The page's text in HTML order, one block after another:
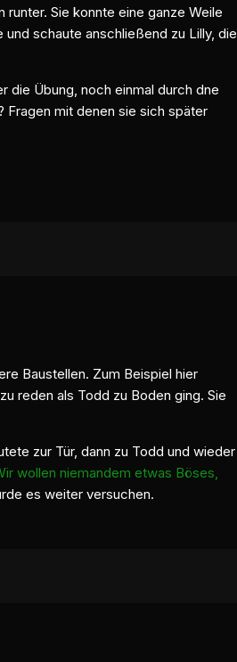
Sie konnte eine ganze Weile
schaute anschließend zu Lilly, die
die Übung, noch einmal durch dne
Fragen mit denen sie sich später
Baustellen. Zum Beispiel hier
reden als Todd zu Boden ging. Sie
zur Tür, dann zu Todd und wieder
wollen niemandem etwas Böses,
es weiter versuchen.